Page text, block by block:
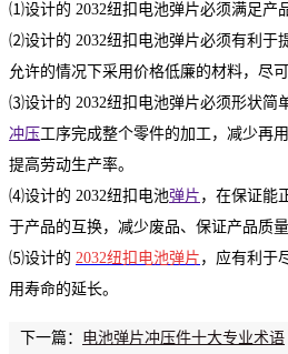
⑴设计的 2032纽扣电池弹片必须满足产
⑵设计的 2032纽扣电池弹片必须有利于
允许的情况下采用价格低廉的材料，尽
⑶设计的 2032纽扣电池弹片必须形状简
冲压工序完成整个零件的加工，减少再
提高劳动生产率。
⑷设计的 2032纽扣电池弹片 ，在保证能
于产品的互换，减少废品、保证产品质量
⑸设计的 2032纽扣电池弹片 ，应有利于
用寿命的延长。
下一篇： 电池弹片冲压件十大专业术语